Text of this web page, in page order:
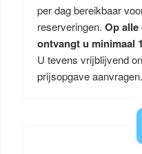
per dag bereikbaar
reserveringen. Op
ontvangt u minimaal
U tevens vrijblijvend
prijsopgave aanvragen.